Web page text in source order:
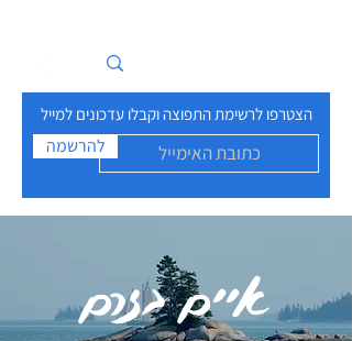
הצטרפו לרשימת התפוצה וקבלו עדכונים למייל
להרשמה
איים בזרם